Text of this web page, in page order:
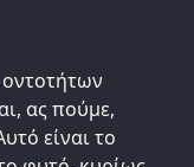
ας πούμε,
είναι το